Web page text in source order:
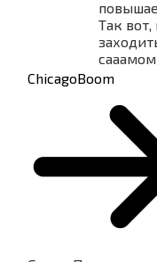
Так вот,
сааамом
ChicagoBoom